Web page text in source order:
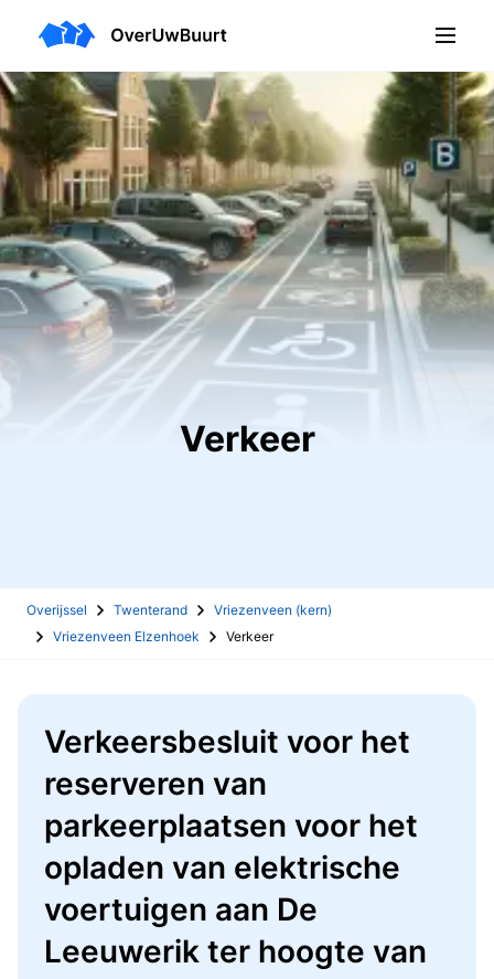
Verkeer
Overijssel Twenterand
Vriezenveen (kern)
Vriezenveen Elzenhoek
Verkeer
Verkeersbesluit voor het
reserveren van
parkeerplaatsen voor het
opladen van elektrische
voertuigen aan De
Leeuwerik ter hoogte van